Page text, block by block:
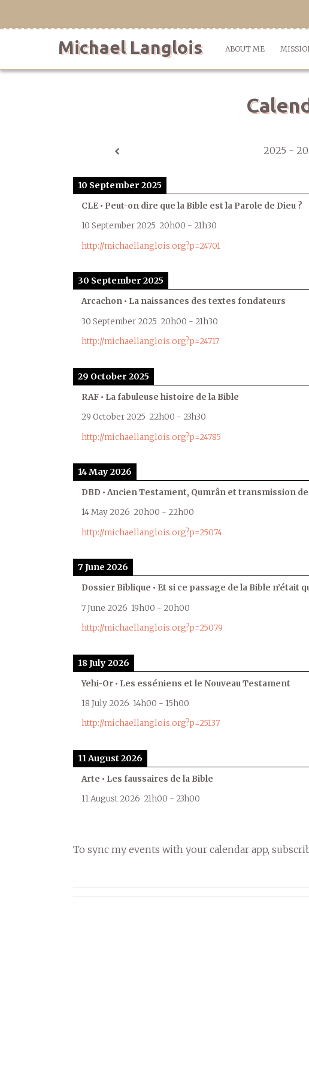
Michael Langlois ABOUT ME
2025 -
10 September 2025
CLE • Peut-on dire que la Bible est la Parole de Dieu ?
10 September 2025 20h00 - 21h30
http://michaellanglois.org?p=24701
30 September 2025
Arcachon • La naissances des textes fondateurs
30 September 2025 20h00 - 21h30
http://michaellanglois.org?p=24717
29 October 2025
RAF • La fabuleuse histoire de la Bible
29 October 2025 22h00 - 23h30
http://michaellanglois.org?p=24785
14 May 2026
DBD • Ancien Testament, Qumrân et transmission
14 May 2026 20h00 - 22h00
http://michaellanglois.org?p=25074
7 June 2026
Dossier Biblique • Et si ce passage de la Bible n’était
7 June 2026 19h00 - 20h00
http://michaellanglois.org?p=25079
18 July 2026
Yehi-Or • Les esséniens et le Nouveau Testament
18 July 2026 14h00 - 15h00
http://michaellanglois.org?p=25137
11 August 2026
Arte • Les faussaires de la Bible
11 August 2026 21h00 - 23h00
To sync my events with your calendar app,